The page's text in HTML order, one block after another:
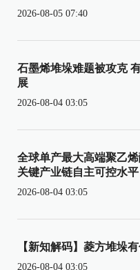
2026-08-05 07:40
石墨烯堆垛难题被攻克
展
2026-08-04 03:05
全球单产最大高端聚乙
关键产业链自主可控水平
2026-08-04 03:05
【新知解码】菱方堆垛
2026-08-04 03:05